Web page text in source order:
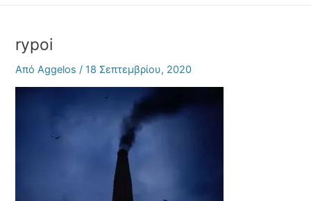
rypoi
ΑπόAggelos/18 Σεπτεμβρίου, 2020